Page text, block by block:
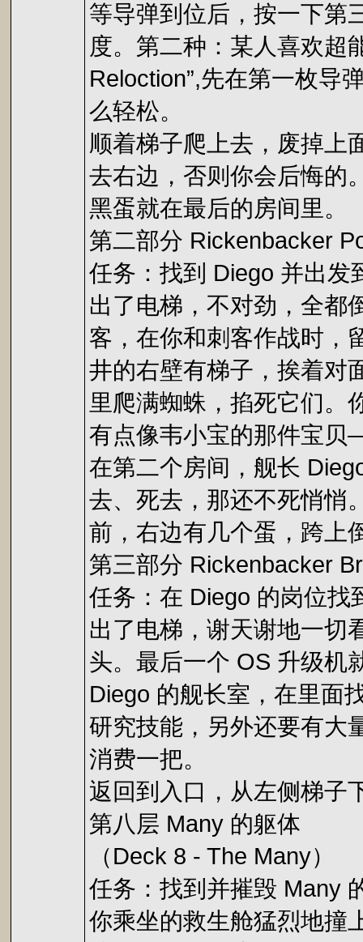
等导弹到位后，按一下第
度。第二种：某人喜欢超
Reloction”,先在第一枚导
么轻松。
顺着梯子爬上去，废掉上
去右边，否则你会后悔的
黑蛋就在最后的房间里。
第二部分 Rickenbacker
任务：找到 Diego 并出发
出了电梯，不对劲，全都
客，在你和刺客作战时，
井的右壁有梯子，挨着对
里爬满蜘蛛，掐死它们
有点像韦小宝的那件宝
在第二个房间，舰长
去、死去，那还不死悄悄
前，右边有几个蛋，跨上
第三部分 Rickenbacker
任务：在 Diego 的岗位找
出了电梯，谢天谢地一切
头。最后一个 OS 升级机
Diego 的舰长室，在里面
研究技能，另外还要有大
消费一把。
返回到入口，从左侧梯子
第八层 Many 的躯体
（Deck 8 - The Many）
任务：找到并摧毁 Many
你乘坐的救生舱猛烈地撞